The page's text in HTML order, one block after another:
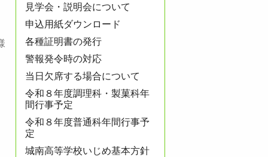
見学会・説明会について
申込用紙ダウンロード
各種証明書の発行
警報発令時の対応
当日欠席する場合について
令和８年度調理科・製菓科年
間行事予定
令和８年度普通科年間行事予
定
城南高等学校いじめ基本方針